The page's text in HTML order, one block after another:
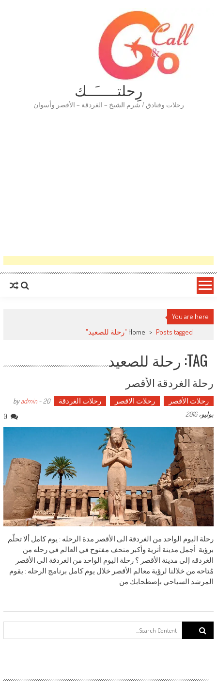
رِحلتـــــَــك
رحلات وفنادق / شرم الشيخ – الغردقة – الأقصر وأسوان
You are here
Home > Posts tagged "رحلة للصعيد"
TAG: رحلة للصعيد
رحلة الغردقة الأقصر
رحلات الأقصر رحلات الاقصر رحلات الغردقة by
admin - 20
يوليو، 2016
0
رحلة اليوم الواحد من الغردقة الى الأقصر مدة الرحله : يوم كامل ألا تحلّم
برؤية أجمل مدينة أثرية وأكبر متحف مفتوح في العالم في رحله من
الغردقه إلى مدينة الأقصر ؟ رحلة اليوم الواحد من الغردقة الى الأقصر
مُتاحه من خلالنا لرؤية معالم الأقصر خلال يوم كامل برنامج الرحله : يقوم
المرشد السياحي بإصطحابك من
Search for: